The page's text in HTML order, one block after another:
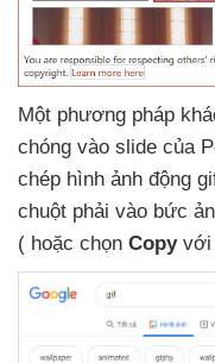
Một phương pháp
chóng vào slide của
chép hình ảnh động
chuột phải vào bức
( hoặc chọn Copy với